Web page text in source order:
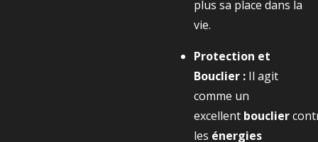
plus sa place dans la
vie.
Protection et
Bouclier : Il agit
comme un
excellent bouclier
les énergies